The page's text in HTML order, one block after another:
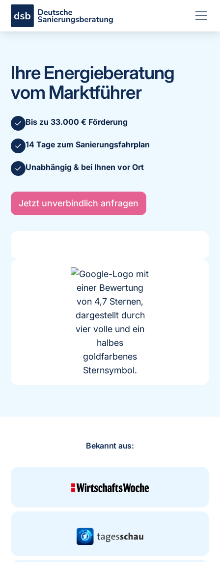
Ihre Energieberatung
vom Marktführer
Bis zu 33.000 € Förderung
14 Tage zum Sanierungsfahrplan
Unabhängig & bei Ihnen vor Ort
Jetzt unverbindlich anfragen
Bekannt aus: